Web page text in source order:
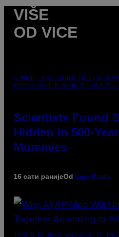
VIŠE
OD VICE
A MUCH, MUCH OLDER CHILEAN
PHOTO: MARTIN BERNETTI/AFP VIA
Scientists Found
Hidden in 500-
Mummies
16 сати ранијеOd Luis Prada
(PHOTO BY NOAM GALAI/GETTY